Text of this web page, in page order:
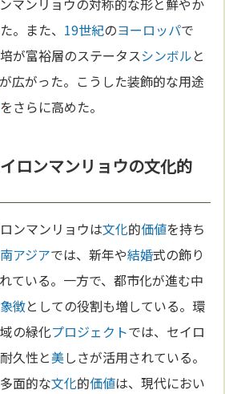
。また、 19世紀のヨーロッパで
が富裕層のステータスシンボルと
広がった。こうした装飾的な用途
をさらに高めた。
ロンマンリョウの文化的
ンマンリョウは文化的価値を持ち
アジアでは、新年や結婚式の飾り
ている。一方で、都市化が進む中
象徴としての役割も増している。環
の緑化プロジェクトでは、セイロ
久性と美しさが活用されている。
面的な文化的価値は、現代におい